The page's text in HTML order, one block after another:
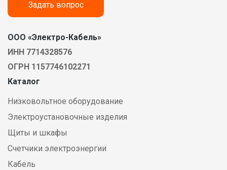
Задать вопрос
ООО «Электро-Кабель»
ИНН 7714328576
ОГРН 1157746102271
Каталог
Низковольтное оборудование
Электроустановочные изделия
Щиты и шкафы
Счетчики электроэнергии
Кабель